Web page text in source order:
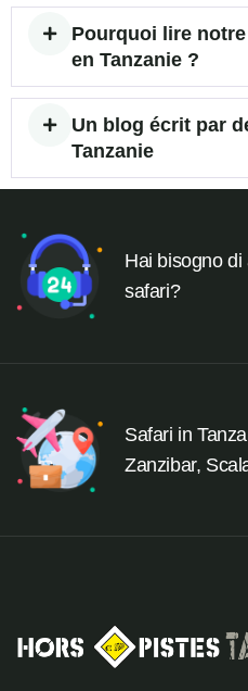
Pourquoi lire
en Tanzanie ?
Un blog écrit par
Tanzanie
Hai bisogno
safari?
Safari in
Zanzibar,